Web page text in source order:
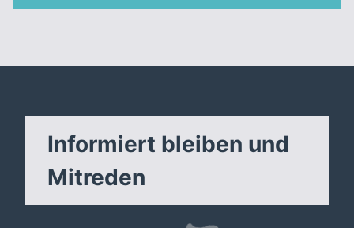
Informiert bleiben und
Mitreden